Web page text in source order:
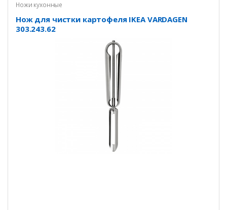
Ножи кухонные
Нож для чистки картофеля IKEA VARDAGEN
303.243.62